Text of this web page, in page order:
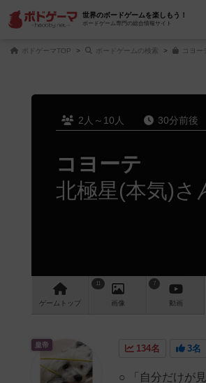
世界のボードゲームを楽しもう！
ボードゲーム専門の総合情報サイト
ボドゲーマTOP ボードゲームの検索 コヨー
2人～10人 30分前後
コヨーテ
北極星(本気)さ
ゲーム トップ
11
画像
7
動画
134名 3名
○ 「自分だけが
皇帝